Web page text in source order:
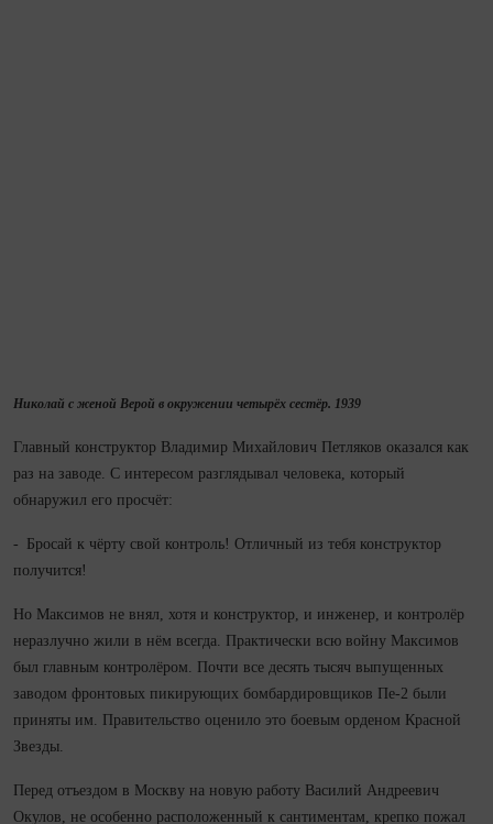
Николай с женой Верой в окружении четырёх сестёр. 1939
Главный конструктор Владимир Михайлович Петляков оказался как
раз на заводе. С интересом разглядывал человека, который
обнаружил его просчёт:
- Бросай к чёрту свой контроль! Отличный из тебя конструктор
получится!
Но Максимов не внял, хотя и конструктор, и инженер, и контролёр
неразлучно жили в нём все­гда. Практически всю вой­ну Максимов
был главным контролёром. Почти все десять тысяч выпущенных
заводом фронтовых пикирующих бомбардировщиков Пе‑2 были
приняты им. Правительство оценило это боевым орденом Красной
Звезды.
Перед отъездом в Москву на новую работу Василий Андреевич
Окулов, не особенно расположенный к сантиментам, крепко пожал